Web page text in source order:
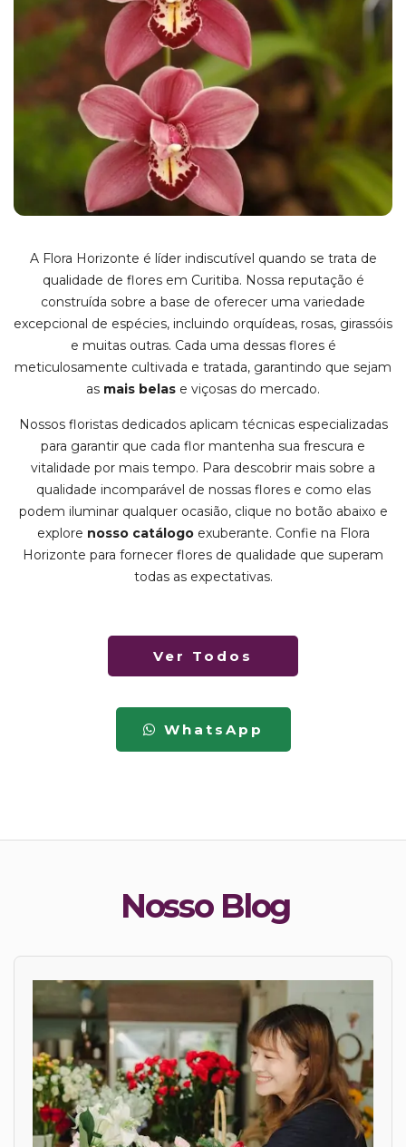
A Flora Horizonte é líder indiscutível quando se trata de
qualidade de flores em Curitiba. Nossa reputação é
construída sobre a base de oferecer uma variedade
excepcional de espécies, incluindo orquídeas, rosas, girassóis
e muitas outras. Cada uma dessas flores é
meticulosamente cultivada e tratada, garantindo que sejam
as mais belas e viçosas do mercado.
Nossos floristas dedicados aplicam técnicas especializadas
para garantir que cada flor mantenha sua frescura e
vitalidade por mais tempo. Para descobrir mais sobre a
qualidade incomparável de nossas flores e como elas
podem iluminar qualquer ocasião, clique no botão abaixo e
explore nosso catálogoexuberante. Confie na Flora
Horizonte para fornecer flores de qualidade que superam
todas as expectativas.
Ver Todos
WhatsApp
Nosso Blog